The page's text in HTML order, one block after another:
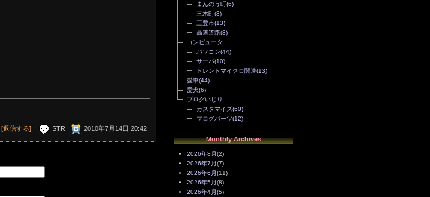
[返信する] STR 2010年7月14日 20:42
まんのう町(6)
三木町(3)
三豊市(13)
高速道路(3)
コンピュータ
パソコン(44)
サーバ(10)
トレンドマイクロ関連(13)
愛車(44)
愛犬(6)
ブログいじり
カスタマイズ(60)
ブログパーツ(12)
Monthly Archives
2026年8月(2)
2026年7月(7)
2026年6月(11)
2026年5月(8)
2026年4月(5)